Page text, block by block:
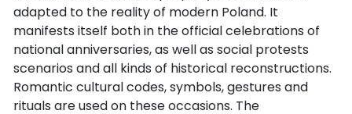
adapted to the reality of modern Poland. It
manifests itself both in the official celebrations of
national anniversaries, as well as social protests
scenarios and all kinds of historical reconstructions.
Romantic cultural codes, symbols, gestures and
rituals are used on these occasions. The